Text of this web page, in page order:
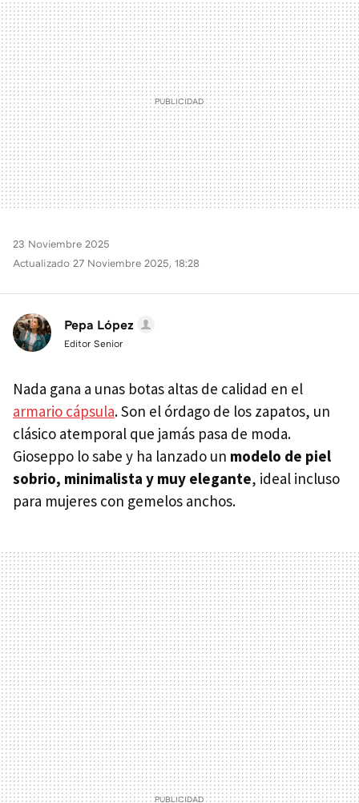
MAIL
23 Noviembre 2025
Actualizado 27 Noviembre 2025, 18:28
Pepa López
Editor Senior
Nada gana a unas botas altas de calidad en el
armario cápsula. Son el órdago de los zapatos, un
clásico atemporal que jamás pasa de moda.
Gioseppo lo sabe y ha lanzado un modelo de piel
sobrio, minimalista y muy elegante, ideal incluso
para mujeres con gemelos anchos.